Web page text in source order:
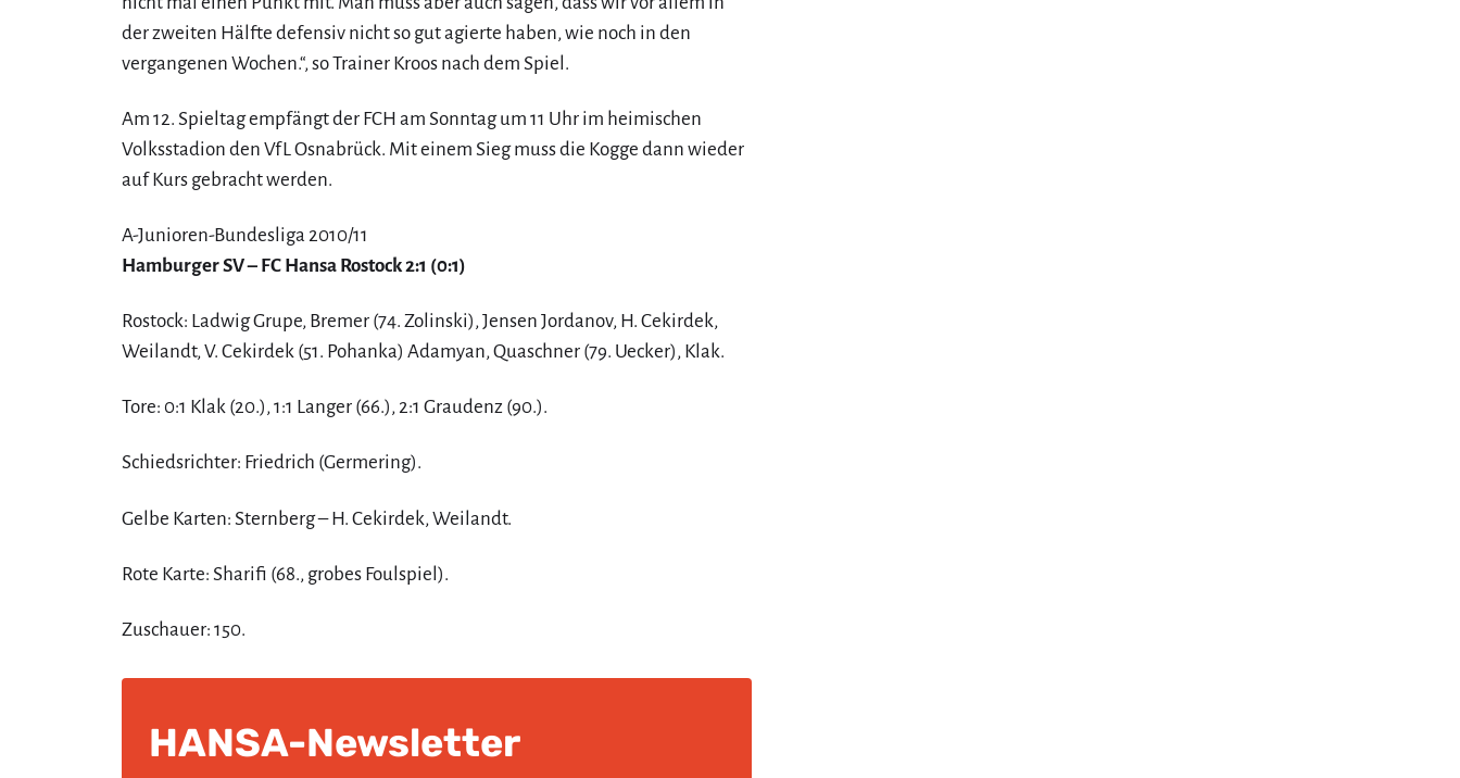
der zweiten Hälfte defensiv nicht so gut agierte haben, wie noch in den
vergangenen Wochen.“, so Trainer Kroos nach dem Spiel.
Am 12. Spieltag empfängt der FCH am Sonntag um 11 Uhr im heimischen
Volksstadion den VfL Osnabrück. Mit einem Sieg muss die Kogge dann wieder
auf Kurs gebracht werden.
A-Junioren-Bundesliga 2010/11
Hamburger SV – FC Hansa Rostock 2:1 (0:1)
Rostock: Ladwig Grupe, Bremer (74. Zolinski), Jensen Jordanov, H. Cekirdek,
Weilandt, V. Cekirdek (51. Pohanka) Adamyan, Quaschner (79. Uecker), Klak.
Tore: 0:1 Klak (20.), 1:1 Langer (66.), 2:1 Graudenz (90.).
Schiedsrichter: Friedrich (Germering).
Gelbe Karten: Sternberg – H. Cekirdek, Weilandt.
Rote Karte: Sharifi (68., grobes Foulspiel).
Zuschauer: 150.
HANSA-Newsletter